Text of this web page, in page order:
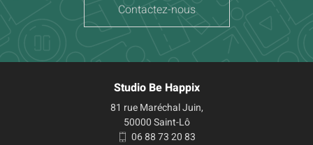
Contactez-nous
Studio Be Happix
81 rue Maréchal Juin,
50000 Saint-Lô
06 88 73 20 83